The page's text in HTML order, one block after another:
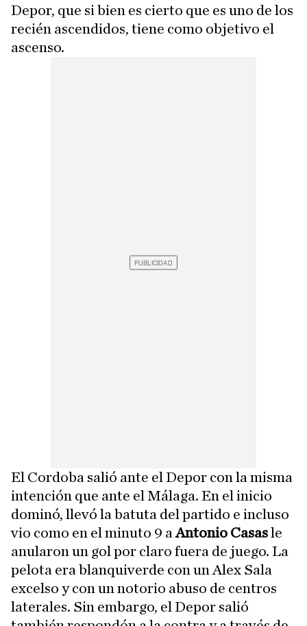
Depor, que si bien es cierto que es uno de los
recién ascendidos, tiene como objetivo el
ascenso.
El Cordoba salió ante el Depor con la misma
intención que ante el Málaga. En el inicio
dominó, llevó la batuta del partido e incluso
vio como en el minuto 9 aAntonio Casasle
anularon un gol por claro fuera de juego. La
pelota era blanquiverde con un Alex Sala
excelso y con un notorio abuso de centros
laterales. Sin embargo, el Depor salió